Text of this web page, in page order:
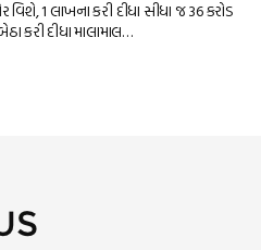
1 લાખના કરી દીધા સીધા જ 36 કરોડ
કરી દીધા માલામાલ…